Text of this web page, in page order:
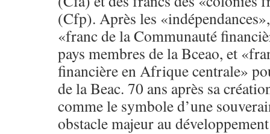
(Cfp). Après les
«franc de la Communauté
pays membres de la Bceao, et
financière en Afrique centrale»
de la Beac. 70 ans après sa
comme le symbole d’une
obstacle majeur au